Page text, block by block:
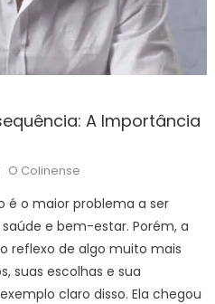
A Importância
Author
O Colinense
é o maior problema a ser
e bem-estar. Porém, a
reflexo de algo muito mais
suas escolhas e sua
claro disso. Ela chegou